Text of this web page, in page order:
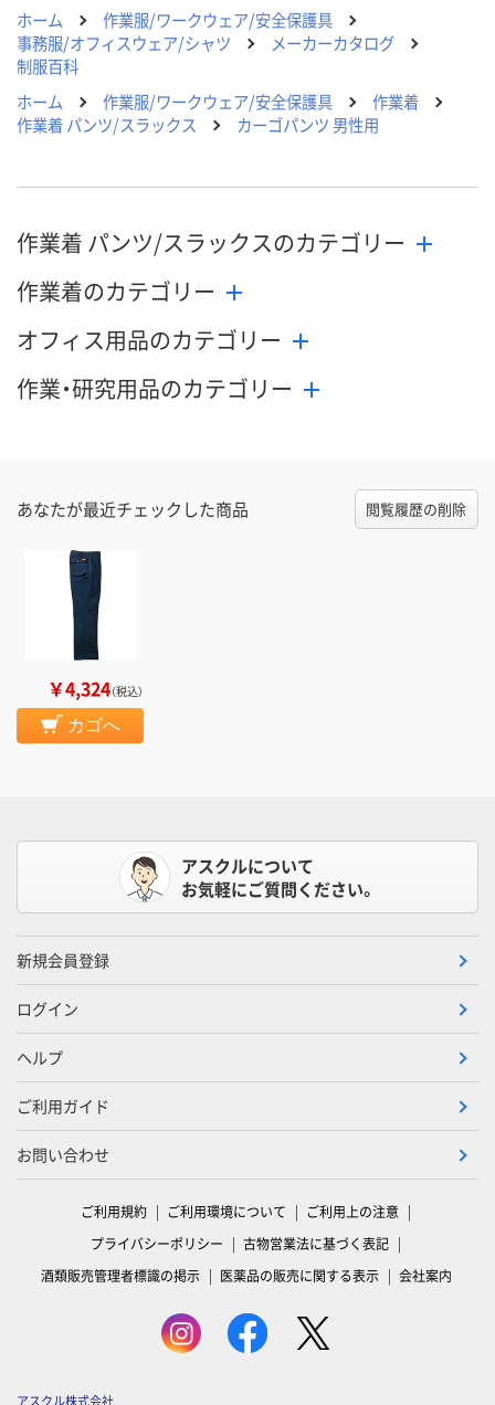
販売停止中です
販売停止中です
ホーム
作業服/ワークウェア/安全保護具
事務服/オフィスウェア/シャツ
メーカーカタログ
制服百科
ホーム
作業服/ワークウェア/安全保護具
作業着
作業着 パンツ/スラックス
カーゴパンツ 男性用
作業着 パンツ/スラックスのカテゴリー
作業着のカテゴリー
オフィス用品のカテゴリー
作業・研究用品のカテゴリー
あなたが最近チェックした商品 閲覧履歴の削除
￥4,324（税込）
カゴへ
アスクルについて
お気軽にご質問ください。
新規会員登録
ログイン
ヘルプ
ご利用ガイド
お問い合わせ
ご利用規約 ご利用環境について
ご利用上の注意
プライバシーポリシー
古物営業法に基づく表記
酒類販売管理者標識の掲示
医薬品の販売に関する表示 会社案内
アスクル株式会社